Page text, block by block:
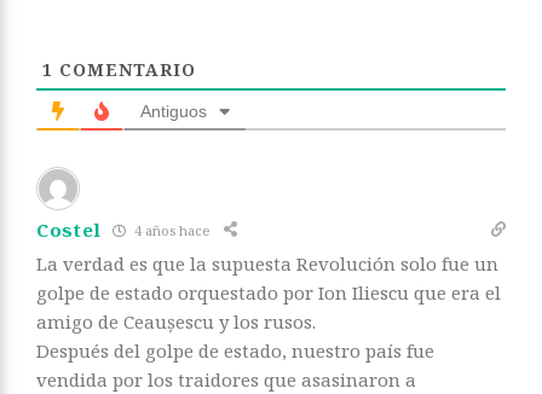
1 COMENTARIO
Antiguos
Costel 4 años hace
La verdad es que la supuesta Revolución solo fue un
golpe de estado orquestado por Ion Iliescu que era el
amigo de Ceaușescu y los rusos.
Después del golpe de estado, nuestro país fue
vendida por los traidores que asasinaron a